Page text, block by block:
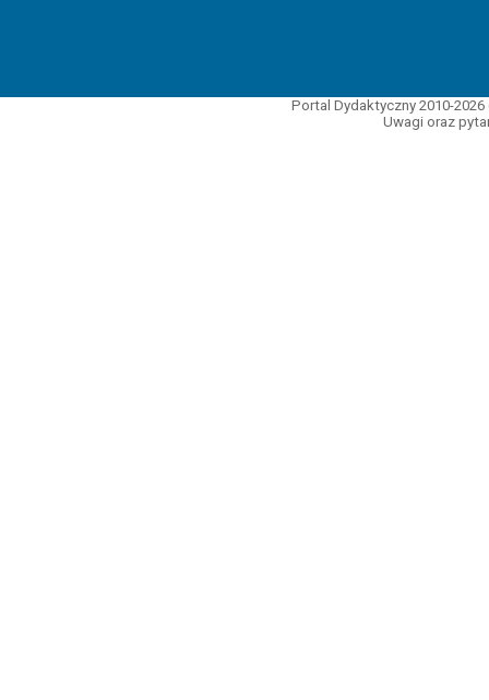
Portal Dydaktyczny 2010-
Uwagi oraz